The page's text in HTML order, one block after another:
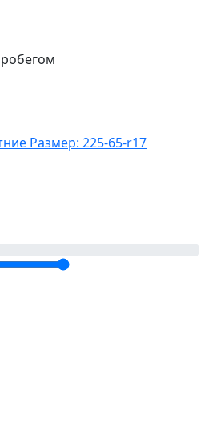
Размер: 225-65-r17